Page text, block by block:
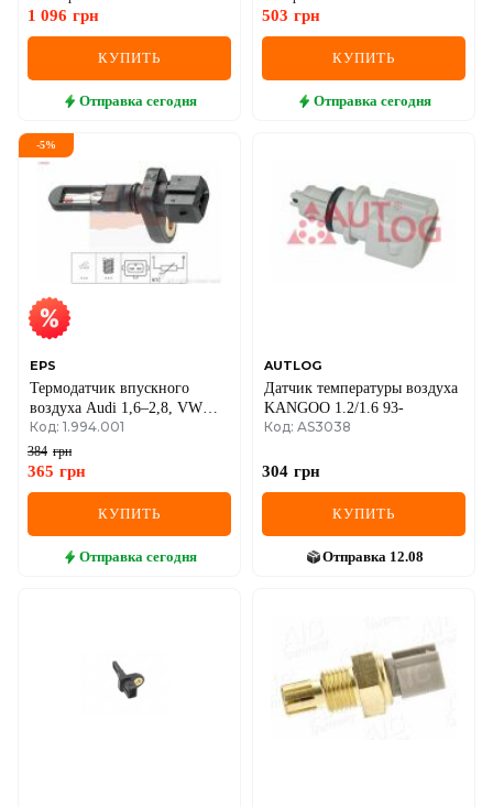
Lexus IS
1 096 грн
КУПИТЬ
Отправка сегодня
503 грн
КУПИТЬ
Отправка сегодня
-5%
EPS
Термодатчик впускного
воздуха Audi 1,6–2,8, VW
1,4–2,8, Škoda, SEAT
Код: 1.994.001
384 грн
365 грн
КУПИТЬ
Отправка сегодня
AUTLOG
Датчик температуры воздуха
KANGOO 1.2/1.6 93-
Код: AS3038
304 грн
КУПИТЬ
Отправка 12.08